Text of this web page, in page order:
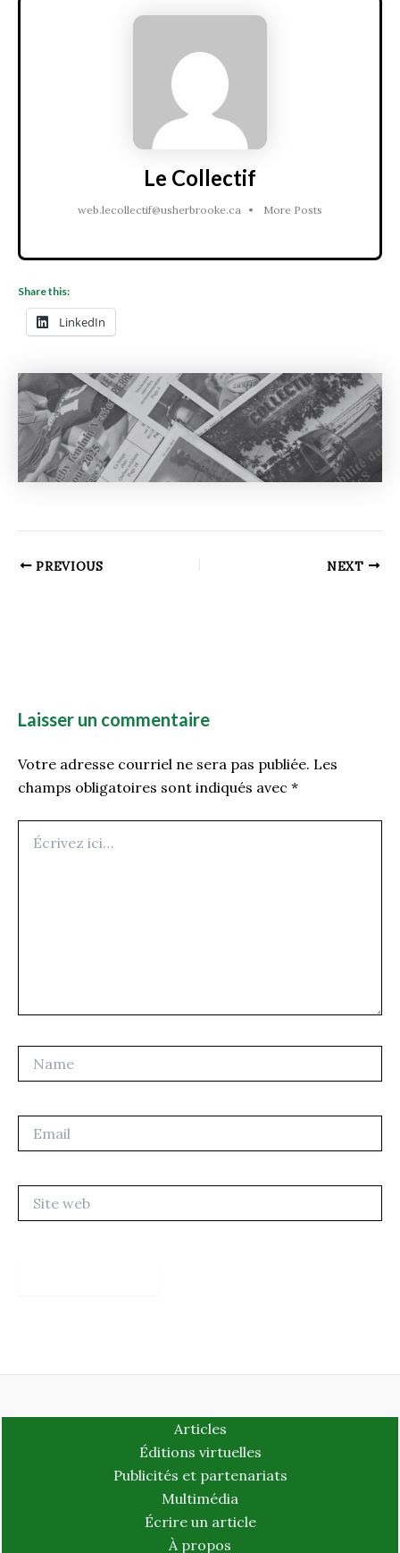
Le Collectif
web.lecollectif@usherbrooke.ca • More Posts
Share this:
LinkedIn
PREVIOUS NEXT
Laisser un commentaire
Votre adresse courriel ne sera pas publiée. Les
champs obligatoires sont indiqués avec *
ici…
web
Articles
Éditions virtuelles
Publicités et partenariats
Multimédia
Écrire un article
À propos